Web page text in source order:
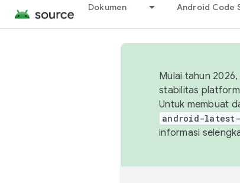
Dokumen Android Code
Mulai tahun
stabilitas platform
Untuk membuat
android-
informasi